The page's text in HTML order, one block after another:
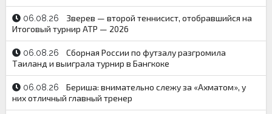
06.08.26
Зверев — второй теннисист, отобравшийся на
Итоговый турнир ATP — 2026
06.08.26
Сборная России по футзалу разгромила
Таиланд и выиграла турнир в Бангкоке
06.08.26
Бериша: внимательно слежу за «Ахматом», у
них отличный главный тренер